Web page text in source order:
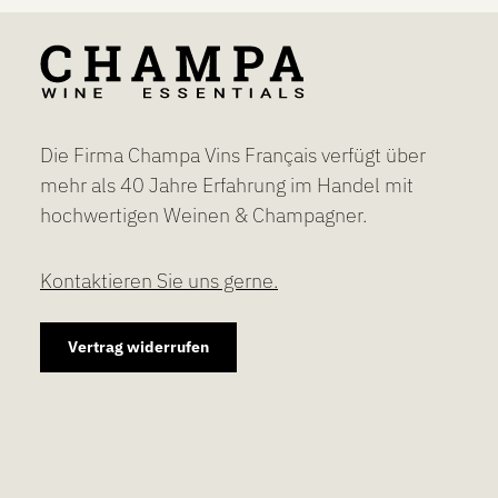
Die Firma Champa Vins Français verfügt über
mehr als 40 Jahre Erfahrung im Handel mit
hochwertigen Weinen & Champagner.
Kontaktieren Sie uns gerne.
Vertrag widerrufen